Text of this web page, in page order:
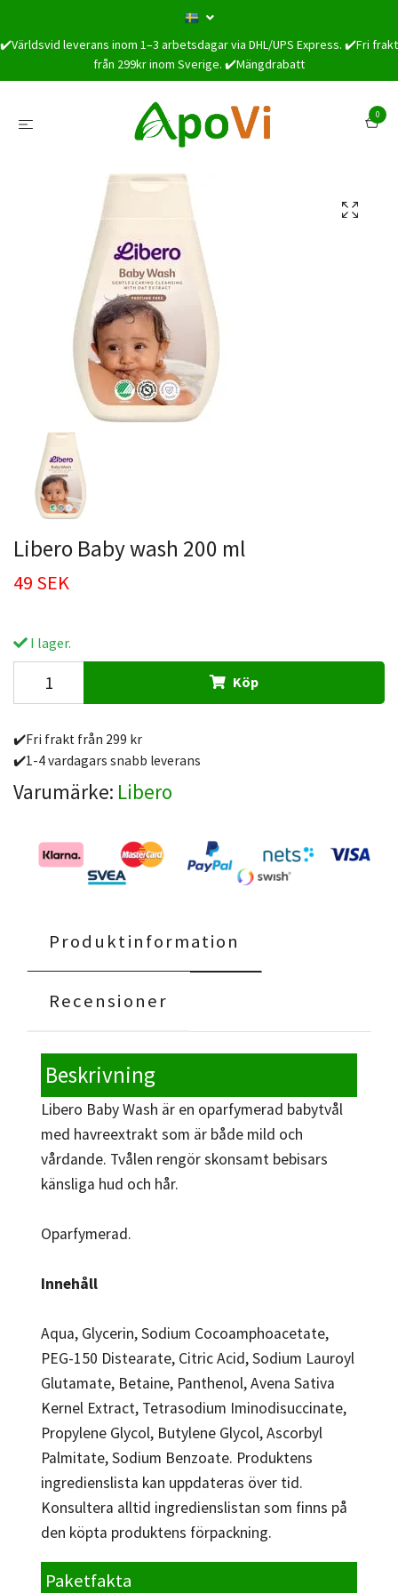
✔️Världsvid leverans inom 1–3 arbetsdagar via DHL/UPS Express. ✔️Fri frakt
från 299kr inom Sverige. ✔️Mängdrabatt
0
Libero Baby wash 200 ml
49 SEK
I lager.
Köp
✔️Fri frakt från 299 kr
✔️1-4 vardagars snabb leverans
Varumärke: Libero
Produktinformation
Recensioner
Beskrivning
Libero Baby Wash är en oparfymerad babytvål
med havreextrakt som är både mild och
vårdande. Tvålen rengör skonsamt bebisars
känsliga hud och hår.
Oparfymerad.
Innehåll
Aqua, Glycerin, Sodium Cocoamphoacetate,
PEG-150 Distearate, Citric Acid, Sodium Lauroyl
Glutamate, Betaine, Panthenol, Avena Sativa
Kernel Extract, Tetrasodium Iminodisuccinate,
Propylene Glycol, Butylene Glycol, Ascorbyl
Palmitate, Sodium Benzoate. Produktens
ingredienslista kan uppdateras över tid.
Konsultera alltid ingredienslistan som finns på
den köpta produktens förpackning.
Paketfakta